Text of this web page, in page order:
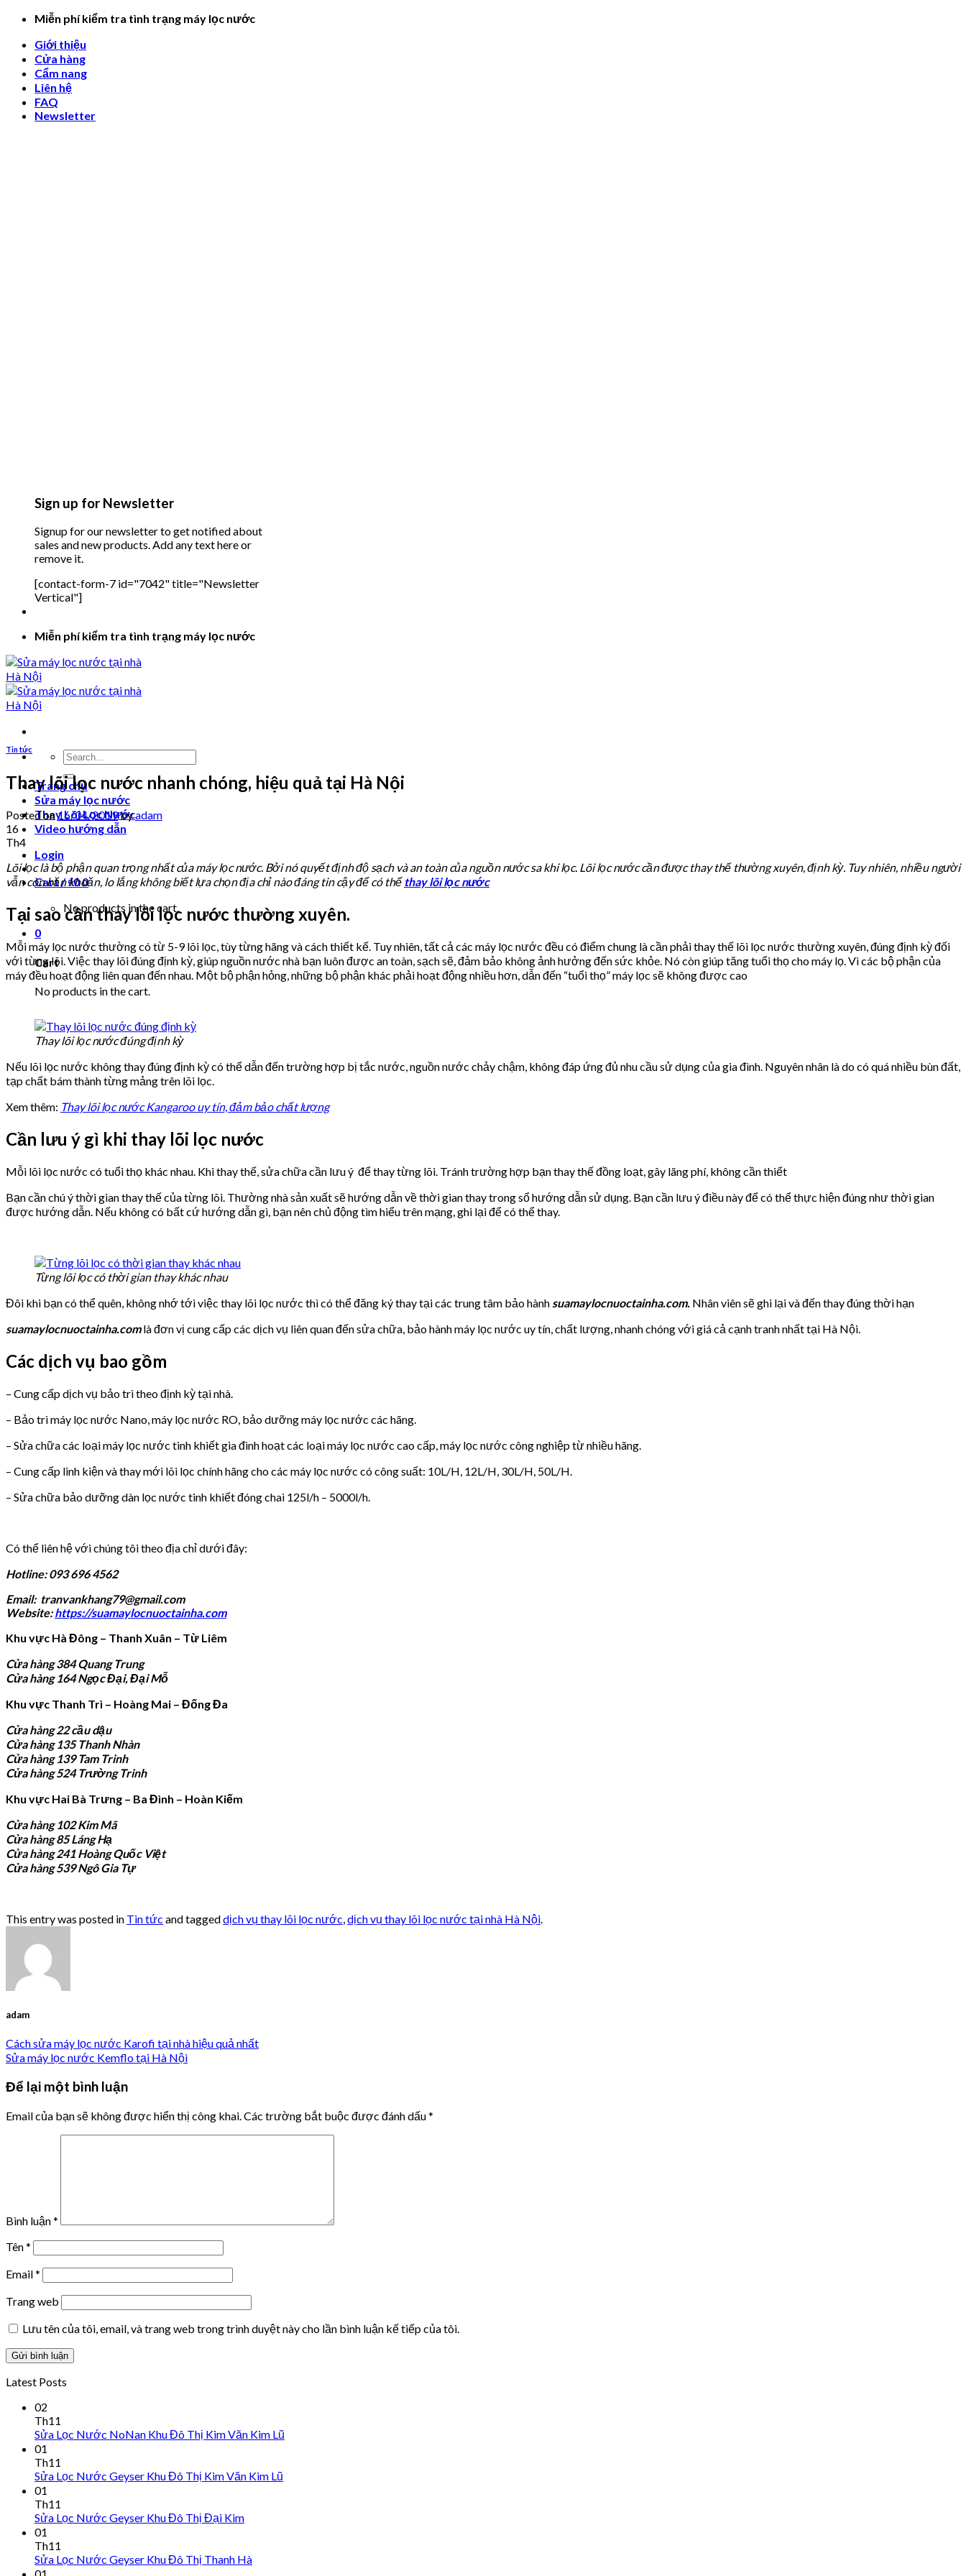
Skip
content
Miễn phí kiểm tra tình trạng máy lọc nước
Giới thiệu
Cửa hàng
Cẩm nang
Liên hệ
FAQ
Newsletter
Sign up for Newsletter
Signup for our newsletter to get notified about
sales and new products. Add any text here or
remove it.
[contact-form-7 id="7042" title="Newsletter
Vertical"]
Miễn phí kiểm tra tình trạng máy lọc nước
Search
for:
Trang chủ
Sửa máy lọc nước
Thay Lõi Lọc Nước
Video hướng dẫn
Login
Cart /₫00
No products in the cart.
0
Cart
No products in the cart.
Tin tức
Thay lõi lọc nước nhanh chóng, hiệu quả tại Hà Nội
Posted on16/04/2019byadam
16
Th4
Lõi lọc là bộ phận quan trọng nhất của máy lọc nước. Bởi nó quyết định độ sạch và an toàn của nguồn nước sa khi lọc. Lõi lọc nước cần được thay thế thường xuyên, định kỳ. Tuy nhiên, nhiều người
vẫn còn băn khoăn, lo lắng không biết lựa chọn địa chỉ nào đáng tin cậy để có thể thay lõi lọc nước
Tại sao cần thay lõi lọc nước thường xuyên.
Mỗi máy lọc nước thường có từ 5-9 lõi lọc, tùy từng hãng và cách thiết kế. Tuy nhiên, tất cả các máy lọc nước đều có điểm chung là cần phải thay thế lõi lọc nước thường xuyên, đúng định kỳ đối
với từng lõi. Việc thay lõi đúng định kỳ, giúp nguồn nước nhà bạn luôn được an toàn, sạch sẽ, đảm bảo không ảnh hưởng đến sức khỏe. Nó còn giúp tăng tuổi thọ cho máy lọ. Vì các bộ phận của
máy đều hoạt động liên quan đến nhau. Một bộ phận hỏng, những bộ phận khác phải hoạt động nhiều hơn, dẫn đến “tuổi thọ” máy lọc sẽ không được cao
Thay lõi lọc nước đúng định kỳ
Nếu lõi lọc nước không thay đúng định kỳ có thể dẫn đến trường hợp bị tắc nước, nguồn nước chảy chậm, không đáp ứng đủ nhu cầu sử dụng của gia đình. Nguyên nhân là do có quá nhiều bùn đất,
tạp chất bám thành từng mảng trên lõi lọc.
Xem thêm: Thay lõi lọc nước Kangaroo uy tín, đảm bảo chất lượng
Cần lưu ý gì khi thay lõi lọc nước
Mỗi lõi lọc nước có tuổi thọ khác nhau. Khi thay thế, sửa chữa cần lưu ý để thay từng lõi. Tránh trường hợp bạn thay thế đồng loạt, gây lãng phí, không cần thiết
Bạn cần chú ý thời gian thay thế của từng lõi. Thường nhà sản xuất sẽ hướng dẫn về thời gian thay trong sổ hướng dẫn sử dụng. Bạn cần lưu ý điều này để có thể thực hiện đúng như thời gian
được hướng dẫn. Nếu không có bất cứ hướng dẫn gì, bạn nên chủ động tìm hiểu trên mạng, ghi lại để có thể thay.
Từng lõi lọc có thời gian thay khác nhau
Đôi khi bạn có thể quên, không nhớ tới việc thay lõi lọc nước thì có thể đăng ký thay tại các trung tâm bảo hành suamaylocnuoctainha.com. Nhân viên sẽ ghi lại và đến thay đúng thời hạn
suamaylocnuoctainha.comlà đơn vị cung cấp các dịch vụ liên quan đến sửa chữa, bảo hành máy lọc nước uy tín, chất lượng, nhanh chóng với giá cả cạnh tranh nhất tại Hà Nội.
Các dịch vụ bao gồm
– Cung cấp dịch vụ bảo trì theo định kỳ tại nhà.
– Bảo trì máy lọc nước Nano, máy lọc nước RO, bảo dưỡng máy lọc nước các hãng.
– Sửa chữa các loại máy lọc nước tinh khiết gia đình hoạt các loại máy lọc nước cao cấp, máy lọc nước công nghiệp từ nhiều hãng.
– Cung cấp linh kiện và thay mới lõi lọc chính hãng cho các máy lọc nước có công suất: 10L/H, 12L/H, 30L/H, 50L/H.
– Sửa chữa bảo dưỡng dàn lọc nước tinh khiết đóng chai 125l/h – 5000l/h.
Có thể liên hệ với chúng tôi theo địa chỉ dưới đây:
Hotline: 093 696 4562
Email: tranvankhang79@gmail.com
Website:https://suamaylocnuoctainha.com
Khu vực Hà Đông – Thanh Xuân – Từ Liêm
Cửa hàng 384 Quang Trung
Cửa hàng 164 Ngọc Đại, Đại Mỗ
Khu vực Thanh Trì – Hoàng Mai – Đống Đa
Cửa hàng 22 cầu dậu
Cửa hàng 135 Thanh Nhàn
Cửa hàng 139 Tam Trinh
Cửa hàng 524 Trường Trinh
Khu vực Hai Bà Trưng – Ba Đình – Hoàn Kiếm
Cửa hàng 102 Kim Mã
Cửa hàng 85 Láng Hạ
Cửa hàng 241 Hoàng Quốc Việt
Cửa hàng 539 Ngô Gia Tự
This entry was posted in Tin tức and taggeddịch vụ thay lõi lọc nước dịch vụ thay lõi lọc nước tại nhà Hà Nội
adam
Cách sửa máy lọc nước Karofi tại nhà hiệu quả nhất
Sửa máy lọc nước Kemflo tại Hà Nội
Để lại một bình luận
Email của bạn sẽ không được hiển thị công khai. Các trường bắt buộc được đánh dấu*
Bình luận*
Tên*
Email*
Trang web
Lưu tên của tôi, email, và trang web trong trình duyệt này cho lần bình luận kế tiếp của tôi.
Latest Posts
02
Th11
Sửa Lọc Nước NoNan Khu Đô Thị Kim Văn Kim Lũ
01
Th11
Sửa Lọc Nước Geyser Khu Đô Thị Kim Văn Kim Lũ
01
Th11
Sửa Lọc Nước Geyser Khu Đô Thị Đại Kim
01
Th11
Sửa Lọc Nước Geyser Khu Đô Thị Thanh Hà
01